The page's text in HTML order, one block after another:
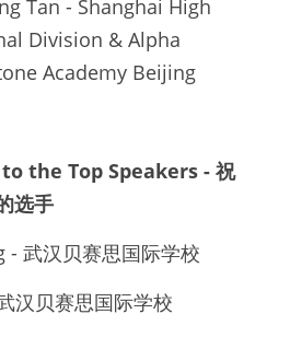
Tan - Shanghai High
Division & Alpha
Academy Beijing
the Top Speakers - 祝
选手
- 武汉贝赛思国际学校
汉贝赛思国际学校